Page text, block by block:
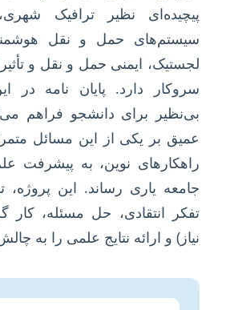
پیچیده‌ای نظیر ترافیک
لجستیک، ایمنی حمل و نقل و
سروکار دارد. پایان نامه در
بی‌نظیر برای دانشجو فراهم
عمیق بر یکی از این مسائل
راهکارهای نوین، به پیشرفت
جامعه یاری رساند. این پروژه،
تفکر انتقادی، حل مسئله،
نیاز) و ارائه نتایج علمی را به